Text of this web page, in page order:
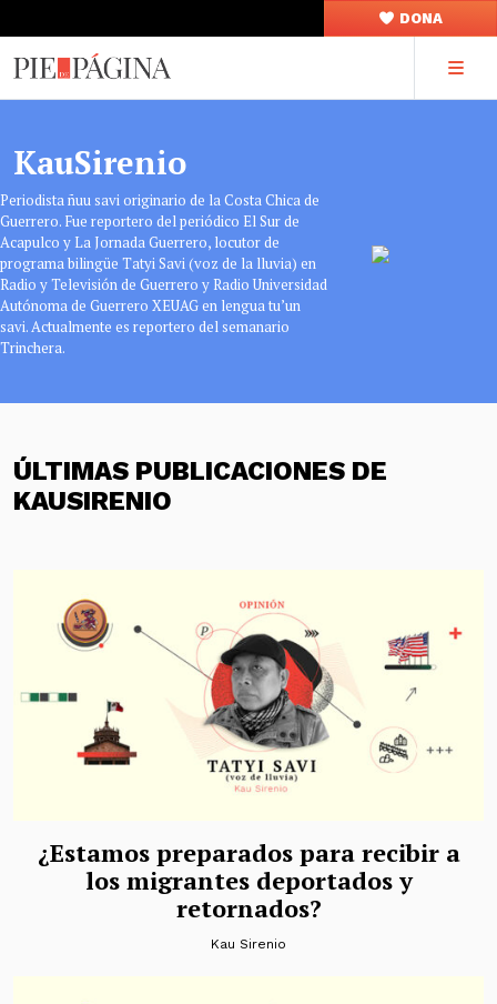
DONA
KauSirenio
Periodista ñuu savi originario de la Costa Chica de
Guerrero. Fue reportero del periódico El Sur de
Acapulco y La Jornada Guerrero, locutor de
programa bilingüe Tatyi Savi (voz de la lluvia) en
Radio y Televisión de Guerrero y Radio Universidad
Autónoma de Guerrero XEUAG en lengua tu’un
savi. Actualmente es reportero del semanario
Trinchera.
ÚLTIMAS PUBLICACIONES DE
KAUSIRENIO
¿Estamos preparados para recibir a
los migrantes deportados y
retornados?
Kau Sirenio